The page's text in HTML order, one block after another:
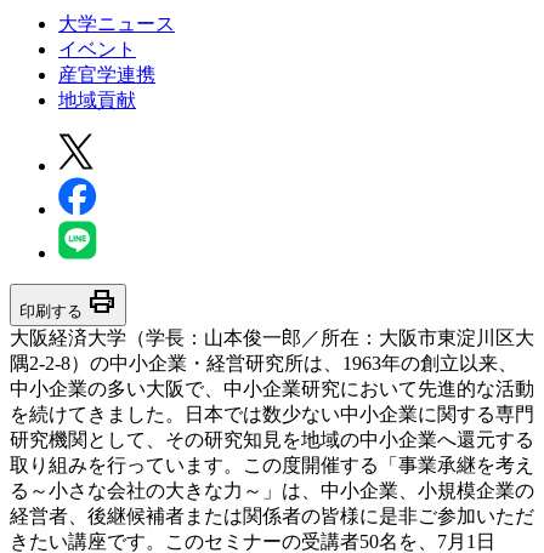
大学ニュース
イベント
産官学連携
地域貢献
印刷する print
大阪経済大学（学長：山本俊一郎／所在：大阪市東淀川区大
隅2-2-8）の中小企業・経営研究所は、1963年の創立以来、
中小企業の多い大阪で、中小企業研究において先進的な活動
を続けてきました。日本では数少ない中小企業に関する専門
研究機関として、その研究知見を地域の中小企業へ還元する
取り組みを行っています。この度開催する「事業承継を考え
る～小さな会社の大きな力～」は、中小企業、小規模企業の
経営者、後継候補者または関係者の皆様に是非ご参加いただ
きたい講座です。このセミナーの受講者50名を、7月1日